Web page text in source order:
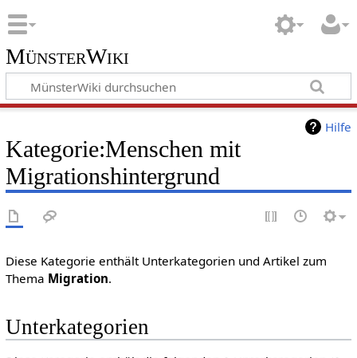
MünsterWiki
Hilfe
Kategorie:Menschen mit
Migrationshintergrund
Diese Kategorie enthält Unterkategorien und Artikel zum
Thema Migration.
Unterkategorien